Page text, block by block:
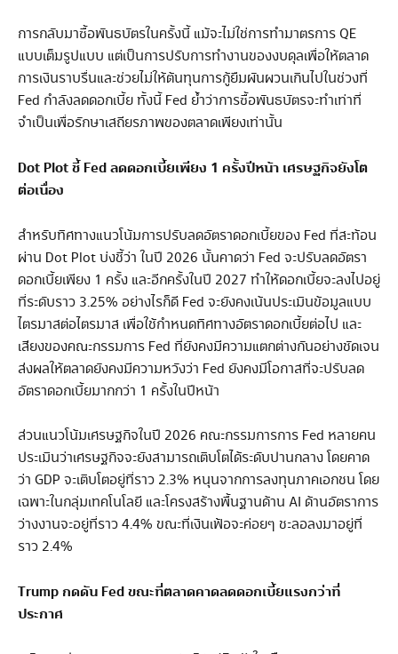
การกลับมาซื้อพันธบัตรในครั้งนี้ แม้จะไม่ใช่การทำมาตรการ QE
แบบเต็มรูปแบบ แต่เป็นการปรับการทำงานของงบดุลเพื่อให้ตลาด
การเงินราบรื่นและช่วยไม่ให้ต้นทุนการกู้ยืมผันผวนเกินไปในช่วงที่
Fed กำลังลดดอกเบี้ย ทั้งนี้ Fed ย้ำว่าการซื้อพันธบัตรจะทำเท่าที่
จำเป็นเพื่อรักษาเสถียรภาพของตลาดเพียงเท่านั้น
Dot Plotชี้ Fedลดดอกเบี้ยเพียง 1 ครั้งปีหน้า เศรษฐกิจยังโต
ต่อเนื่อง
สำหรับทิศทางแนวโน้มการปรับลดอัตราดอกเบี้ยของ Fed ที่สะท้อน
ผ่าน Dot Plot บ่งชี้ว่า ในปี 2026 นั้นคาดว่า Fed จะปรับลดอัตรา
ดอกเบี้ยเพียง 1 ครั้ง และอีกครั้งในปี 2027 ทำให้ดอกเบี้ยจะลงไปอยู่
ที่ระดับราว 3.25% อย่างไรก็ดี Fed จะยังคงเน้นประเมินข้อมูลแบบ
ไตรมาสต่อไตรมาส เพื่อใช้กำหนดทิศทางอัตราดอกเบี้ยต่อไป และ
เสียงของคณะกรรมการ Fed ที่ยังคงมีความแตกต่างกันอย่างชัดเจน
ส่งผลให้ตลาดยังคงมีความหวังว่า Fed ยังคงมีโอกาสที่จะปรับลด
อัตราดอกเบี้ยมากกว่า 1 ครั้งในปีหน้า
ส่วนแนวโน้มเศรษฐกิจในปี 2026 คณะกรรมการการ Fed หลายคน
ประเมินว่าเศรษฐกิจจะยังสามารถเติบโตได้ระดับปานกลาง โดยคาด
ว่า GDP จะเติบโตอยู่ที่ราว 2.3% หนุนจากการลงทุนภาคเอกชน โดย
เฉพาะในกลุ่มเทคโนโลยี และโครงสร้างพื้นฐานด้าน AI ด้านอัตราการ
ว่างงานจะอยู่ที่ราว 4.4% ขณะที่เงินเฟ้อจะค่อยๆ ชะลอลงมาอยู่ที่
ราว 2.4%
Trumpกดดัน Fedขณะที่ตลาดคาดลดดอกเบี้ยแรงกว่าที่
ประกาศ